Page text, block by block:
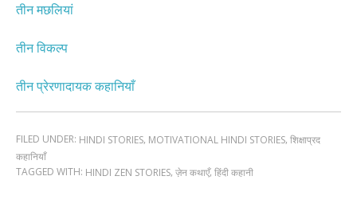
तीन मछलियां
तीन विकल्प
तीन प्रेरणादायक कहानियाँ
FILED UNDER: HINDI STORIES, MOTIVATIONAL HINDI STORIES, शिक्षाप्रद
कहानियाँ
TAGGED WITH: HINDI ZEN STORIES, ज़ेन कथाएँ, हिंदी कहानी